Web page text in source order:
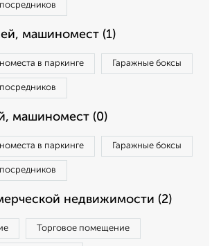
машиномест (1)
в паркинге Гаражные боксы
машиномест (0)
в паркинге Гаражные боксы
недвижимости (2)
Торговое помещение